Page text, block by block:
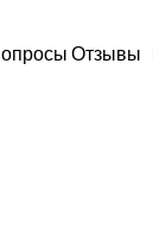
Отзывы